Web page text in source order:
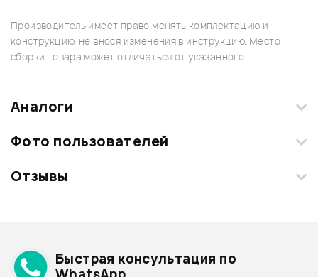
Производитель имеет право менять комплектацию и
конструкцию, не внося изменения в инструкцию. Место
сборки товара может отличаться от указанного.
Аналоги
Фото пользователей
Загрузите свои фотографии купленного товара и получите
Отзывы
Архив товаров - дешевле
Быстрая консультация по